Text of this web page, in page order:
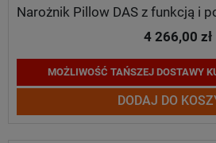
Narożnik Pillow DAS z funkcją i
4 266,00 zł
MOŻLIWOŚĆ TAŃSZEJ DOSTAWY
DODAJ DO